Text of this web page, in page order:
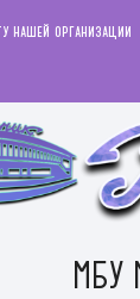
МБУ
нашей организации